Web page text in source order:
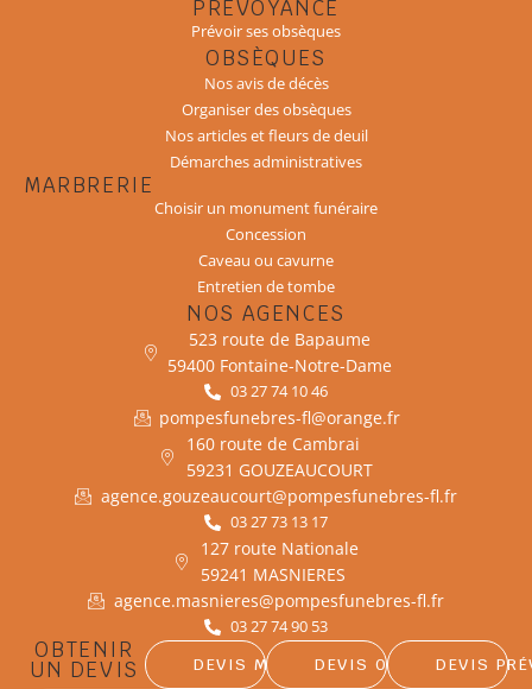
PRÉVOYANCE
Prévoir ses obsèques
OBSÈQUES
Nos avis de décès
Organiser des obsèques
Nos articles et fleurs de deuil
Démarches administratives
MARBRERIE
Choisir un monument funéraire
Concession
Caveau ou cavurne
Entretien de tombe
NOS AGENCES
523 route de Bapaume
59400 Fontaine-Notre-Dame
03 27 74 10 46
pompesfunebres-fl@orange.fr
160 route de Cambrai
59231 GOUZEAUCOURT
agence.gouzeaucourt@pompesfunebres-fl.fr
03 27 73 13 17
127 route Nationale
59241 MASNIERES
agence.masnieres@pompesfunebres-fl.fr
03 27 74 90 53
OBTENIR
UN DEVIS DEVIS MARBRERIEDEVIS OBSÈQUES
DEVIS